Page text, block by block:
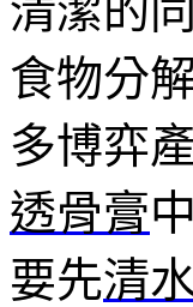
清潔的
食物分
多博弈
透骨膏
要先清